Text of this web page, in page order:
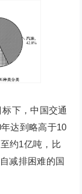
下，中国交通
达到略高于10
约1亿吨，比
减排困难的国